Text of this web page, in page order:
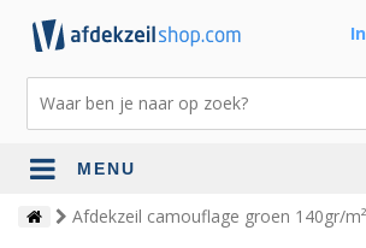
MENU
Afdekzeil camouflage groen 140gr/m²